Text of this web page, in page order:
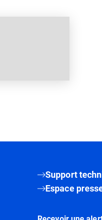
Support
Espace